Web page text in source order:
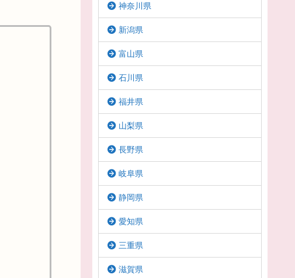
神奈川県
新潟県
富山県
石川県
福井県
山梨県
長野県
岐阜県
静岡県
愛知県
三重県
滋賀県